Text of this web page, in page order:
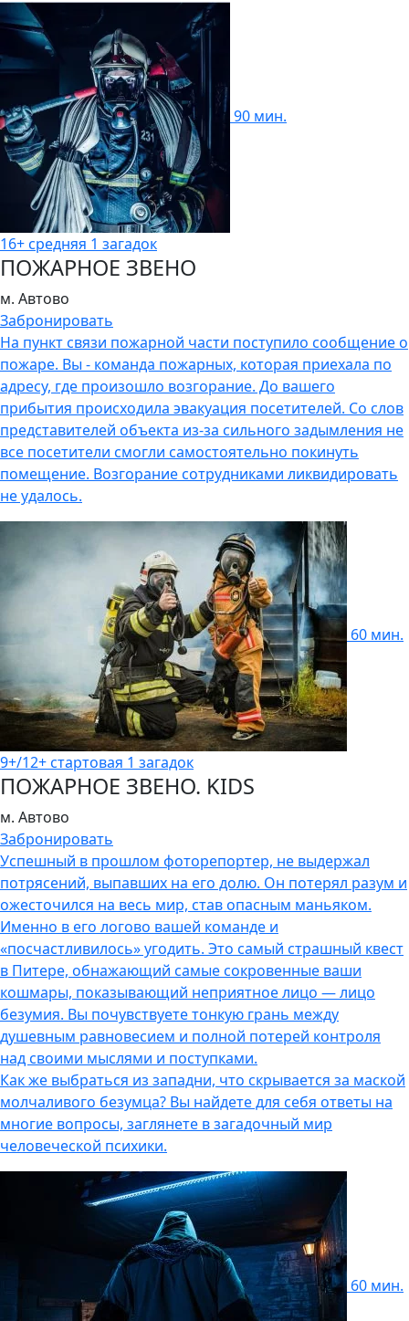
90 мин.
16+средняя 1 загадок
ПОЖАРНОЕ ЗВЕНО
м. Автово
Забронировать
На пункт связи пожарной части поступило сообщение о
пожаре. Вы - команда пожарных, которая приехала по
адресу, где произошло возгорание. До вашего
прибытия происходила эвакуация посетителей. Со слов
представителей объекта из-за сильного задымления не
все посетители смогли самостоятельно покинуть
помещение. Возгорание сотрудниками ликвидировать
не удалось.
60 мин.
9+/12+стартовая 1 загадок
ПОЖАРНОЕ ЗВЕНО. KIDS
м. Автово
Забронировать
Успешный в прошлом фоторепортер, не выдержал
потрясений, выпавших на его долю. Он потерял разум и
ожесточился на весь мир, став опасным маньяком.
Именно в его логово вашей команде и
«посчастливилось» угодить. Это самый страшный квест
в Питере, обнажающий самые сокровенные ваши
кошмары, показывающий неприятное лицо — лицо
безумия. Вы почувствуете тонкую грань между
душевным равновесием и полной потерей контроля
над своими мыслями и поступками.
Как же выбраться из западни, что скрывается за маской
молчаливого безумца? Вы найдете для себя ответы на
многие вопросы, заглянете в загадочный мир
человеческой психики.
60 мин.